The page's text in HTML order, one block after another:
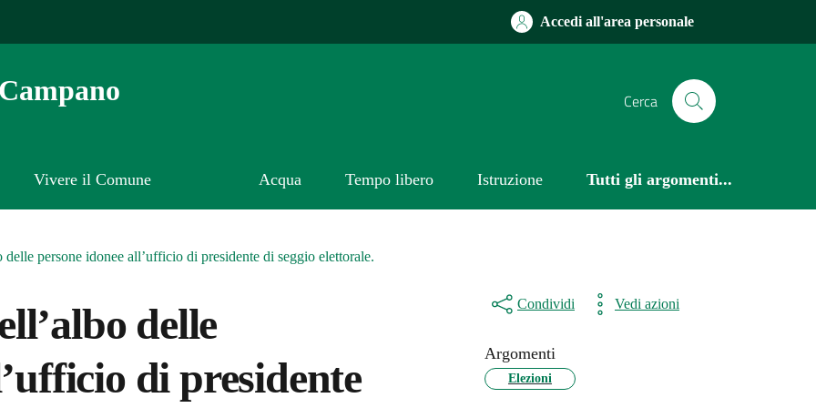
Accedi all'area personale
Cerca
Vivere il Comune Acqua Tempo libero Istruzione Tutti gli argomenti...
persone idonee all’ufficio di presidente di seggio elettorale.
delle
di presidente
Condividi Vedi azioni
Argomenti
Elezioni